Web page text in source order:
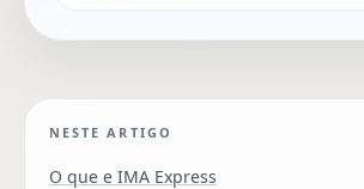
NESTE ARTIGO
O que e IMA Express